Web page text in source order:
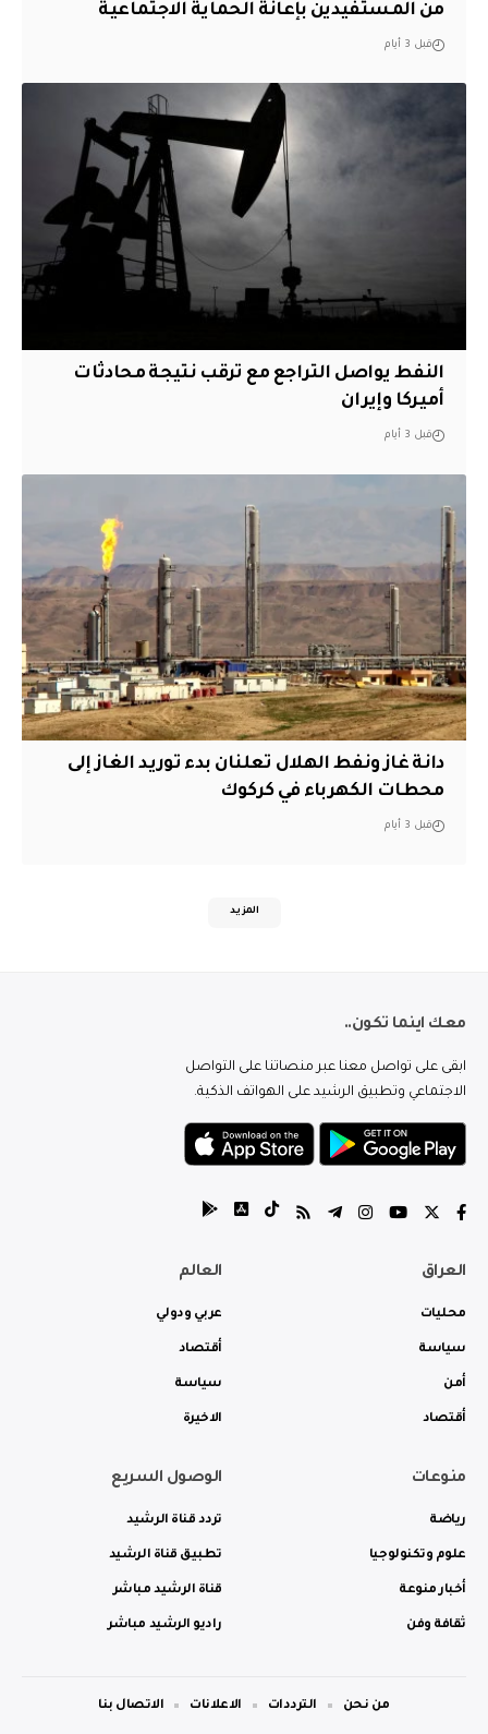
من المستفيدين بإعانة الحماية الاجتماعية
قبل 3 أيام
النفط يواصل التراجع مع ترقب نتيجة محادثات
أميركا وإيران
قبل 3 أيام
دانة غاز ونفط الهلال تعلنان بدء توريد الغاز إلى
محطات الكهرباء في كركوك
قبل 3 أيام
المزيد
معك اينما تكون..
ابقى على تواصل معنا عبر منصاتنا على التواصل
الاجتماعي وتطبيق الرشيد على الهواتف الذكية.
العراق
محليات
سياسة
أمن
أقتصاد
العالم
عربي ودولي
أقتصاد
سياسة
الاخيرة
منوعات
رياضة
علوم وتكنولوجيا
أخبار منوعة
ثقافة وفن
الوصول السريع
تردد قناة الرشيد
تطبيق قناة الرشيد
قناة الرشيد مباشر
راديو الرشيد مباشر
من نحن الترددات الاعلانات الاتصال بنا